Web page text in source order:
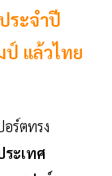
ระจำปี
แล้วไทย
ร์ตทรง
ระเทศ